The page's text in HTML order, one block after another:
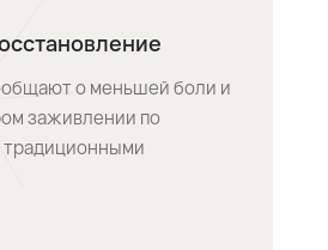
о меньшей боли и
заживлении по